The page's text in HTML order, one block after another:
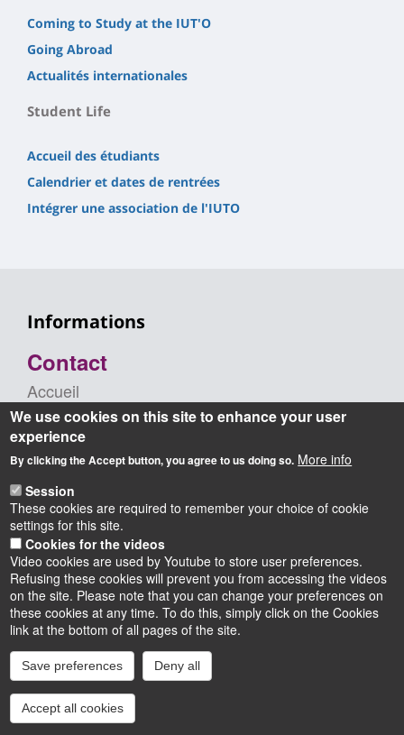
Coming to Study at the IUT'O
Going Abroad
Actualités internationales
Student Life
Accueil des étudiants
Calendrier et dates de rentrées
Intégrer une association de l'IUTO
Informations
Contact
Accueil
+33 (0) 2 38 49 44 00
Adresse postale
IUT d'Orléans
rue d'Amboise
45067 Orléans Cedex 2 - France
InstagramLinkedInYoutubeTikTok
Accessibilité : partiellement conforme
Cookies
We use cookies on this site to enhance your user
experience
By clicking the Accept button, you agree to us doing so. More info
Session
These cookies are required to remember your choice of cookie
settings for this site.
Cookies for the videos
Video cookies are used by Youtube to store user preferences.
Refusing these cookies will prevent you from accessing the videos
on the site. Please note that you can change your preferences on
these cookies at any time. To do this, simply click on the Cookies
link at the bottom of all pages of the site.
Save preferences Deny all
Accept all cookies